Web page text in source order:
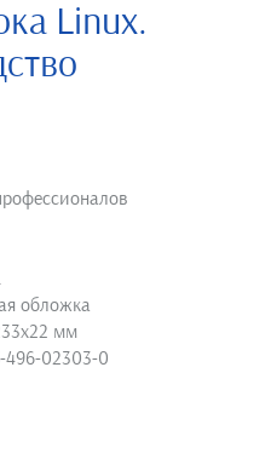
Linux.
обложка
мм
496-02303-0